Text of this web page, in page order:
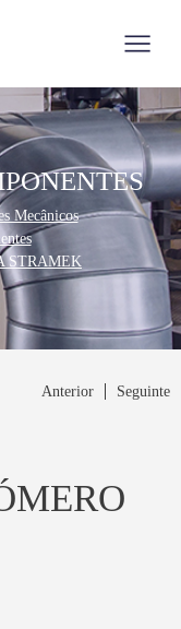
Mecânicos
STRAMEK
Anterior Seguinte